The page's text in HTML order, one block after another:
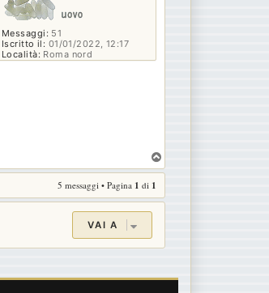
Messaggi: 51
Iscritto il: 01/01/2022, 12:17
Località: Roma nord
o
5 messaggi • Pagina 1 di 1
VAI A